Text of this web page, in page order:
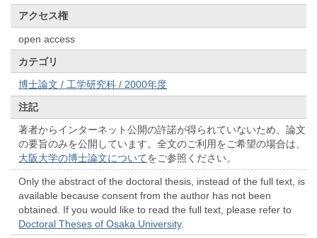
アクセス権
open access
カテゴリ
博士論文 / 工学研究科 / 2000年度
注記
著者からインターネット公開の許諾が得られていないため、論文
の要旨のみを公開しています。全文のご利用をご希望の場合は、
大阪大学の博士論文についてをご参照ください。
Only the abstract of the doctoral thesis, instead of the full text, is
available because consent from the author has not been
obtained. If you would like to read the full text, please refer to
Doctoral Theses of Osaka University.